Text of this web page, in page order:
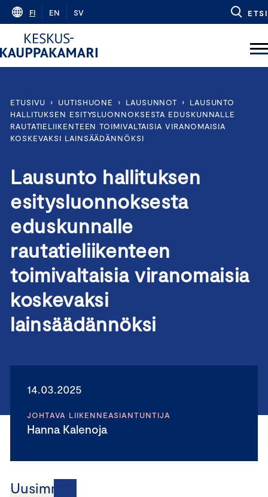
Skip
content
FI EN SV ETSI
ETUSIVU › UUTISHUONE › LAUSUNNOT ›
LAUSUNTO
HALLITUKSEN ESITYSLUONNOKSESTA EDUSKUNNALLE
RAUTATIELIIKENTEEN TOIMIVALTAISIA VIRANOMAISIA
KOSKEVAKSI LAINSÄÄDÄNNÖKSI
Lausunto hallituksen
esitysluonnoksesta
eduskunnalle
rautatieliikenteen
toimivaltaisia viranomaisia
koskevaksi
lainsäädännöksi
14.03.2025
JOHTAVA LIIKENNEASIANTUNTIJA
Hanna Kalenoja
Uusimmat